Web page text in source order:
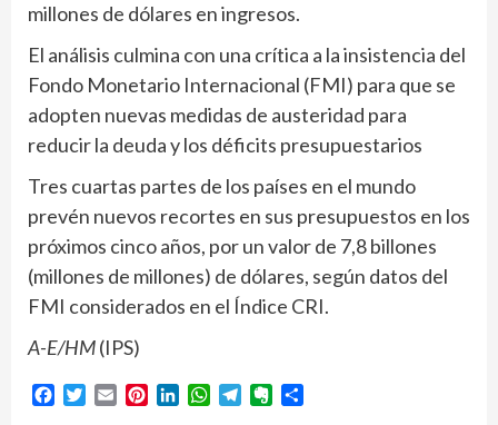
millones de dólares en ingresos.
El análisis culmina con una crítica a la insistencia del
Fondo Monetario Internacional (FMI) para que se
adopten nuevas medidas de austeridad para
reducir la deuda y los déficits presupuestarios
Tres cuartas partes de los países en el mundo
prevén nuevos recortes en sus presupuestos en los
próximos cinco años, por un valor de 7,8 billones
(millones de millones) de dólares, según datos del
FMI considerados en el Índice CRI.
A-E/HM(IPS)
Facebook
Twitter
Email PinterestLinkedInWhatsApp
TelegramEvernote